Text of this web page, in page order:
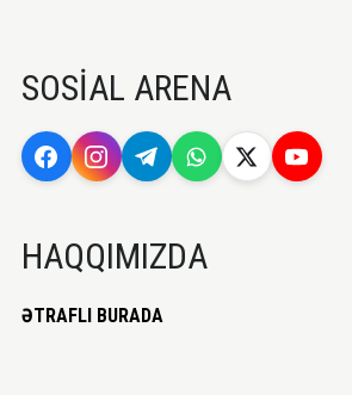
SOSİAL ARENA
HAQQIMIZDA
ƏTRAFLI BURADA